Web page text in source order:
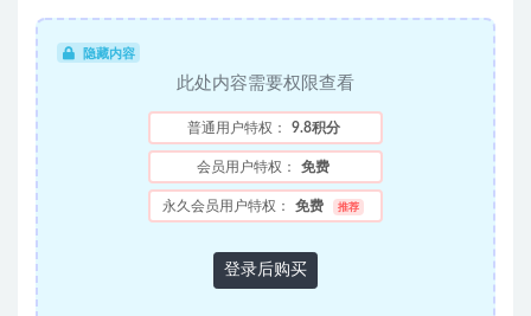
隐藏内容
此处内容需要权限查看
普通用户特权： 9.8积分
会员用户特权： 免费
永久会员用户特权： 免费 推荐
登录后购买